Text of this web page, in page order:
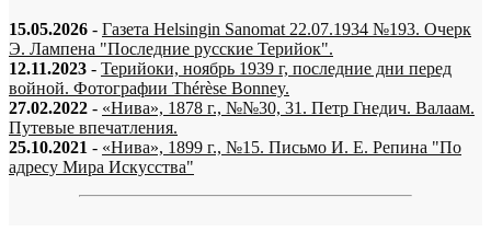
15.05.2026 - Газета Helsingin Sanomat 22.07.1934 №193. Очерк
Э. Лампена "Последние русские Терийок".
12.11.2023 - Терийоки, ноябрь 1939 г, последние дни перед
войной. Фотографии Thérèse Bonney.
27.02.2022 - «Нива», 1878 г., №№30, 31. Петр Гнедич. Валаам.
Путевые впечатления.
25.10.2021 - «Нива», 1899 г., №15. Письмо И. Е. Репина "По
адресу Мира Искусства"